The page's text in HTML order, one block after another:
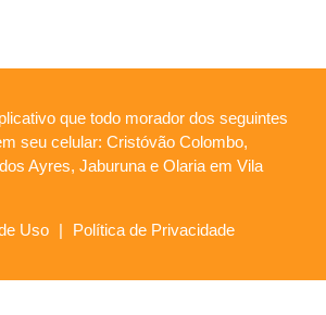
que todo morador dos seguintes
seu celular: Cristóvão Colombo,
Ayres, Jaburuna e Olaria em Vila
Uso | Política de Privacidade